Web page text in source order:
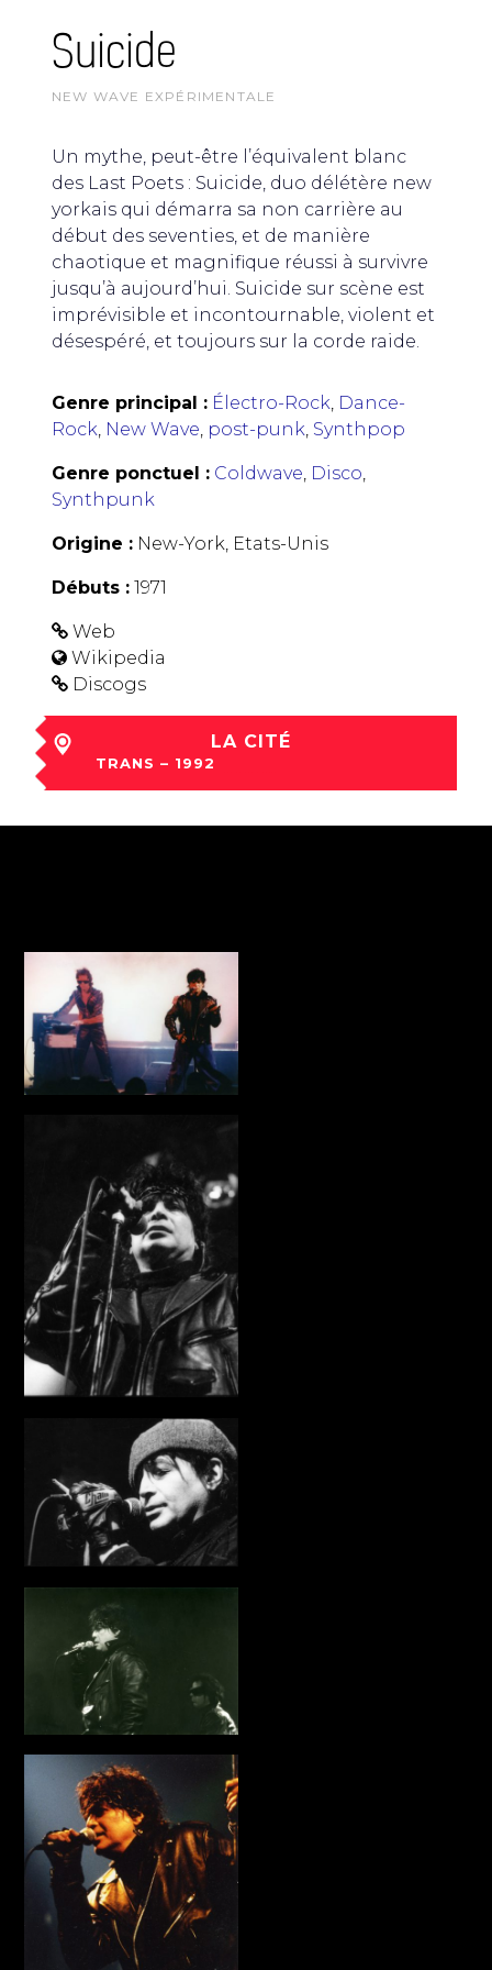
Suicide
NEW WAVE EXPÉRIMENTALE
Un mythe, peut-être l’équivalent blanc
des Last Poets : Suicide, duo délétère new
yorkais qui démarra sa non carrière au
début des seventies, et de manière
chaotique et magnifique réussi à survivre
jusqu’à aujourd’hui. Suicide sur scène est
imprévisible et incontournable, violent et
désespéré, et toujours sur la corde raide.
Genre principal : Électro-Rock, Dance-
Rock, New Wave, post-punk, Synthpop
Genre ponctuel : Coldwave, Disco,
Synthpunk
Origine : New-York, Etats-Unis
Débuts : 1971
Web
Wikipedia
Discogs
LA CITÉ
TRANS – 1992